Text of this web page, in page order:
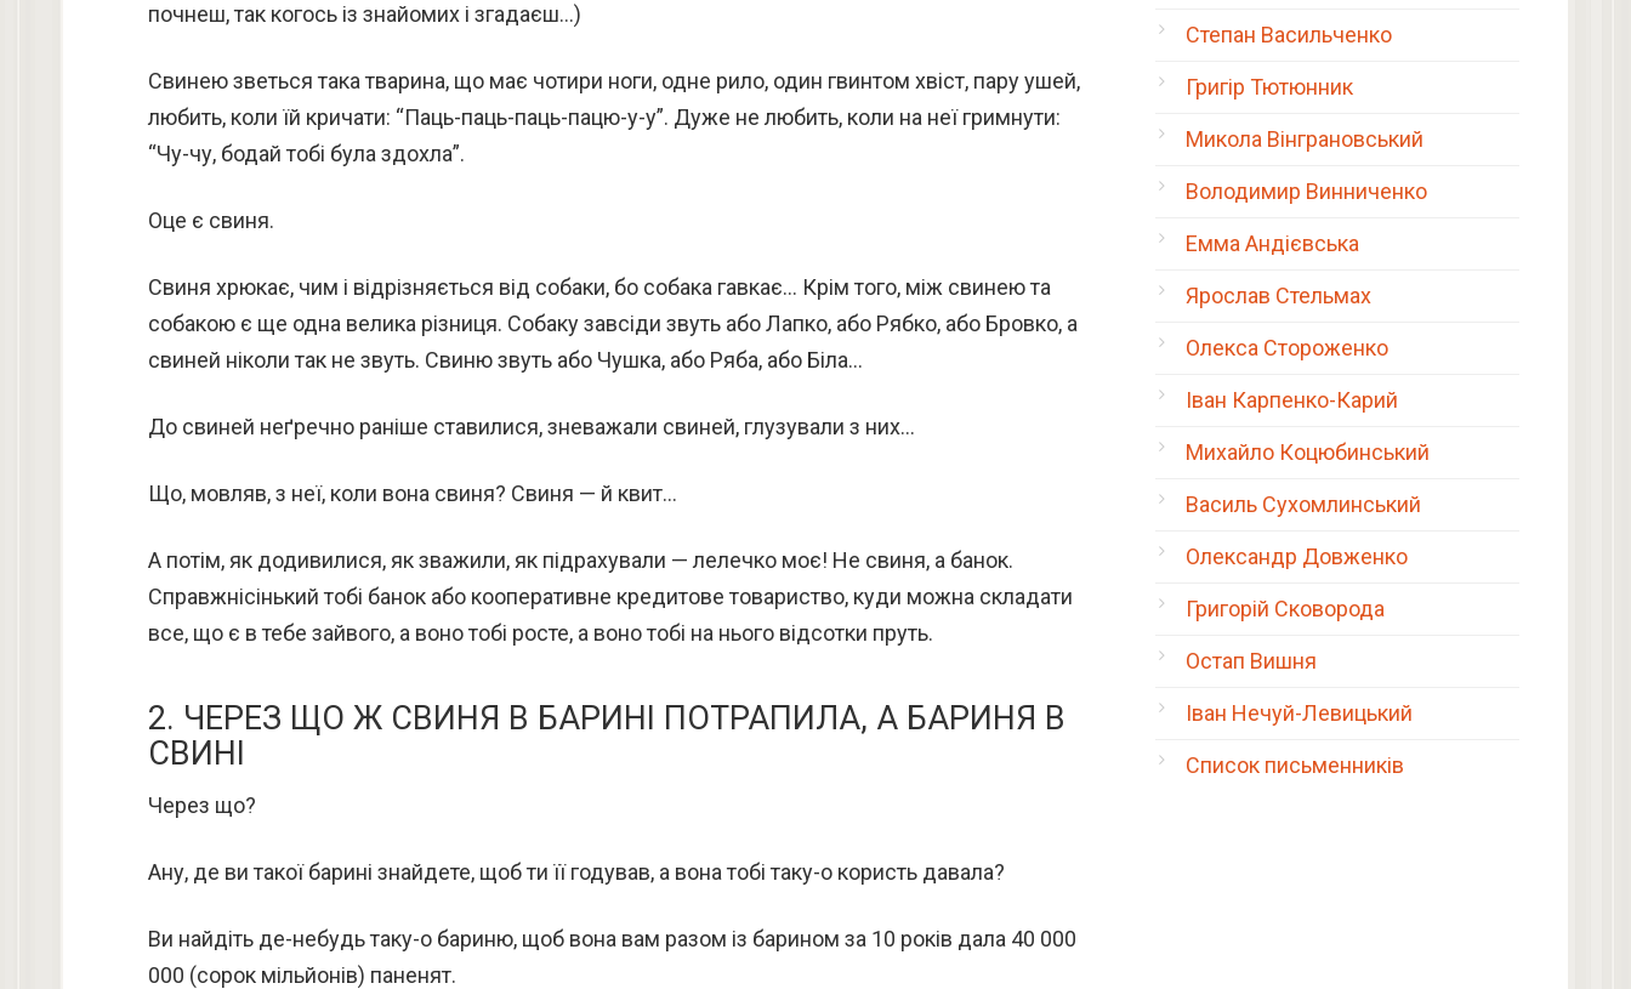
почнеш, так когось із знайомих і згадаєш…)
Свинею зветься така тварина, що має чотири ноги, одне рило, один гвинтом хвіст, пару ушей,
любить, коли їй кричати: “Паць-паць-паць-пацю-у-у”. Дуже не любить, коли на неї гримнути:
“Чу-чу, бодай тобі була здохла”.
Оце є свиня.
Свиня хрюкає, чим і відрізняється від собаки, бо собака гавкає… Крім того, між свинею та
собакою є ще одна велика різниця. Собаку завсіди звуть або Лапко, або Рябко, або Бровко, а
свиней ніколи так не звуть. Свиню звуть або Чушка, або Ряба, або Біла…
До свиней неґречно раніше ставилися, зневажали свиней, глузували з них…
Що, мовляв, з неї, коли вона свиня? Свиня — й квит…
А потім, як додивилися, як зважили, як підрахували — лелечко моє! Не свиня, а банок.
Справжнісінький тобі банок або кооперативне кредитове товариство, куди можна складати
все, що є в тебе зайвого, а воно тобі росте, а воно тобі на нього відсотки пруть.
2. ЧЕРЕЗ ЩО Ж СВИНЯ В БАРИНІ ПОТРАПИЛА, А БАРИНЯ В
СВИНІ
Через що?
Ану, де ви такої барині знайдете, щоб ти її годував, а вона тобі таку-о користь давала?
Ви найдіть де-небудь таку-о бариню, щоб вона вам разом із барином за 10 років дала 40 000
000 (сорок мільйонів) паненят.
Степан Васильченко
Григір Тютюнник
Микола Вінграновський
Володимир Винниченко
Емма Андієвська
Ярослав Стельмах
Олекса Стороженко
Іван Карпенко-Карий
Михайло Коцюбинський
Василь Сухомлинський
Олександр Довженко
Григорій Сковорода
Остап Вишня
Іван Нечуй-Левицький
Список письменників